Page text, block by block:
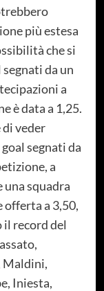
più estesa
che si
da un
a
è data a 1,25.
di veder
segnati da
a
squadra
offerta a 3,50,
il record del
Maldini,
Iniesta,